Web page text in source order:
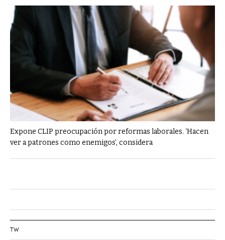
Expone CLIP preocupación por reformas laborales. ‘Hacen
ver a patrones como enemigos’, considera
TW